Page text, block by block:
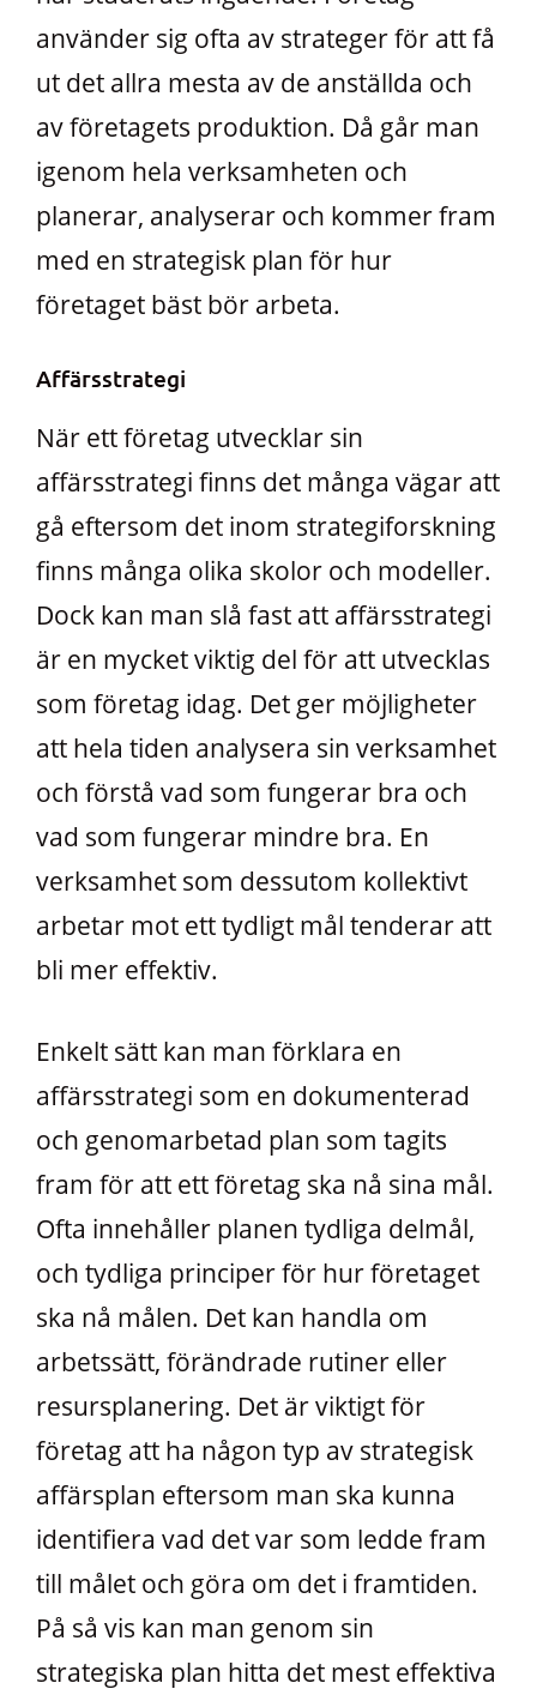
använder sig ofta av strateger för att få
ut det allra mesta av de anställda och
av företagets produktion. Då går man
igenom hela verksamheten och
planerar, analyserar och kommer fram
med en strategisk plan för hur
företaget bäst bör arbeta.
Affärsstrategi
När ett företag utvecklar sin
affärsstrategi finns det många vägar att
gå eftersom det inom strategiforskning
finns många olika skolor och modeller.
Dock kan man slå fast att affärsstrategi
är en mycket viktig del för att utvecklas
som företag idag. Det ger möjligheter
att hela tiden analysera sin verksamhet
och förstå vad som fungerar bra och
vad som fungerar mindre bra. En
verksamhet som dessutom kollektivt
arbetar mot ett tydligt mål tenderar att
bli mer effektiv.
Enkelt sätt kan man förklara en
affärsstrategi som en dokumenterad
och genomarbetad plan som tagits
fram för att ett företag ska nå sina mål.
Ofta innehåller planen tydliga delmål,
och tydliga principer för hur företaget
ska nå målen. Det kan handla om
arbetssätt, förändrade rutiner eller
resursplanering. Det är viktigt för
företag att ha någon typ av strategisk
affärsplan eftersom man ska kunna
identifiera vad det var som ledde fram
till målet och göra om det i framtiden.
På så vis kan man genom sin
strategiska plan hitta det mest effektiva